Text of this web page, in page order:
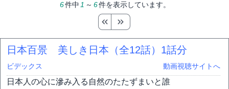
6件中 1 ～ 6件を表示しています。
日本百景 美しき日本（全12話） 1話分
ビデックス 動画視聴サイトへ
日本人の心に滲み入る自然のたたずまいと誰